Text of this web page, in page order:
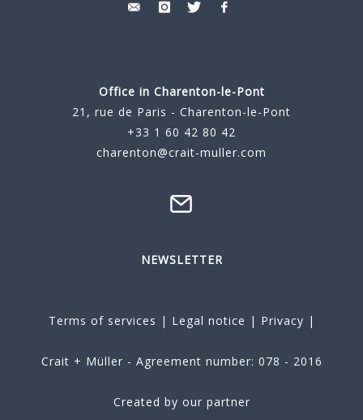
Office in Charenton-le-Pont
21, rue de Paris - Charenton-le-Pont
+33 1 60 42 80 42
charenton@crait-muller.com
NEWSLETTER
Terms of services | Legal notice | Privacy |
Crait + Müller - Agreement number: 078 - 2016
Created by our partner